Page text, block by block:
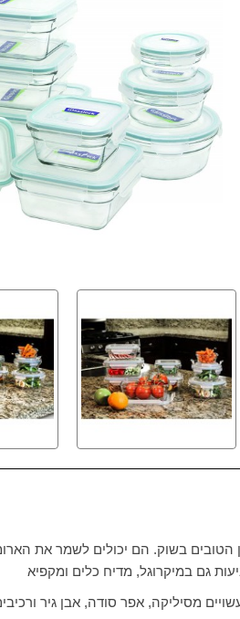
הטובים בשוק. הם יכולים לשמר את
גם במיקרוגל, מדיח כלים ומקפיא
מסיליקה, אפר סודה, אבן גיר